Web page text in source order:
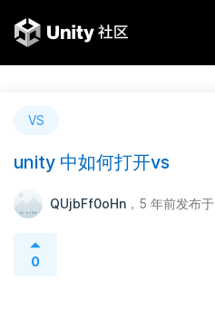
VS
unity 中如何打开vs
QUjbFf0oHn ，5 年前发布于
0